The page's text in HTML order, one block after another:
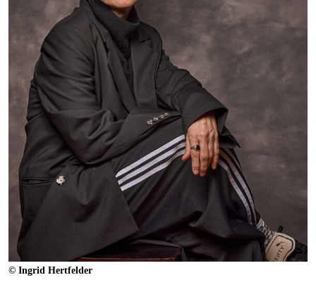
© Ingrid Hertfelder